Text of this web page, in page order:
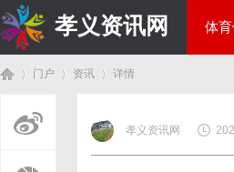
孝义资讯网 体
门户 资讯
›
详情
孝义资讯网